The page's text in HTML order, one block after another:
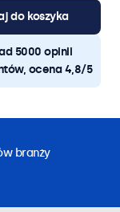
do koszyka
5000 opinii
ocena 4,8/5
branży